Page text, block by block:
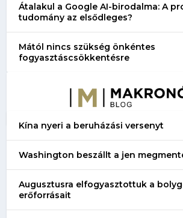
Átalakul a Google AI-birodalma: A
tudomány az elsődleges?
Mától nincs szükség önkéntes
fogyasztáscsökkentésre
Kína nyeri a beruházási versenyt
Washington beszállt a jen
Augusztusra elfogyasztottuk a
erőforrásait